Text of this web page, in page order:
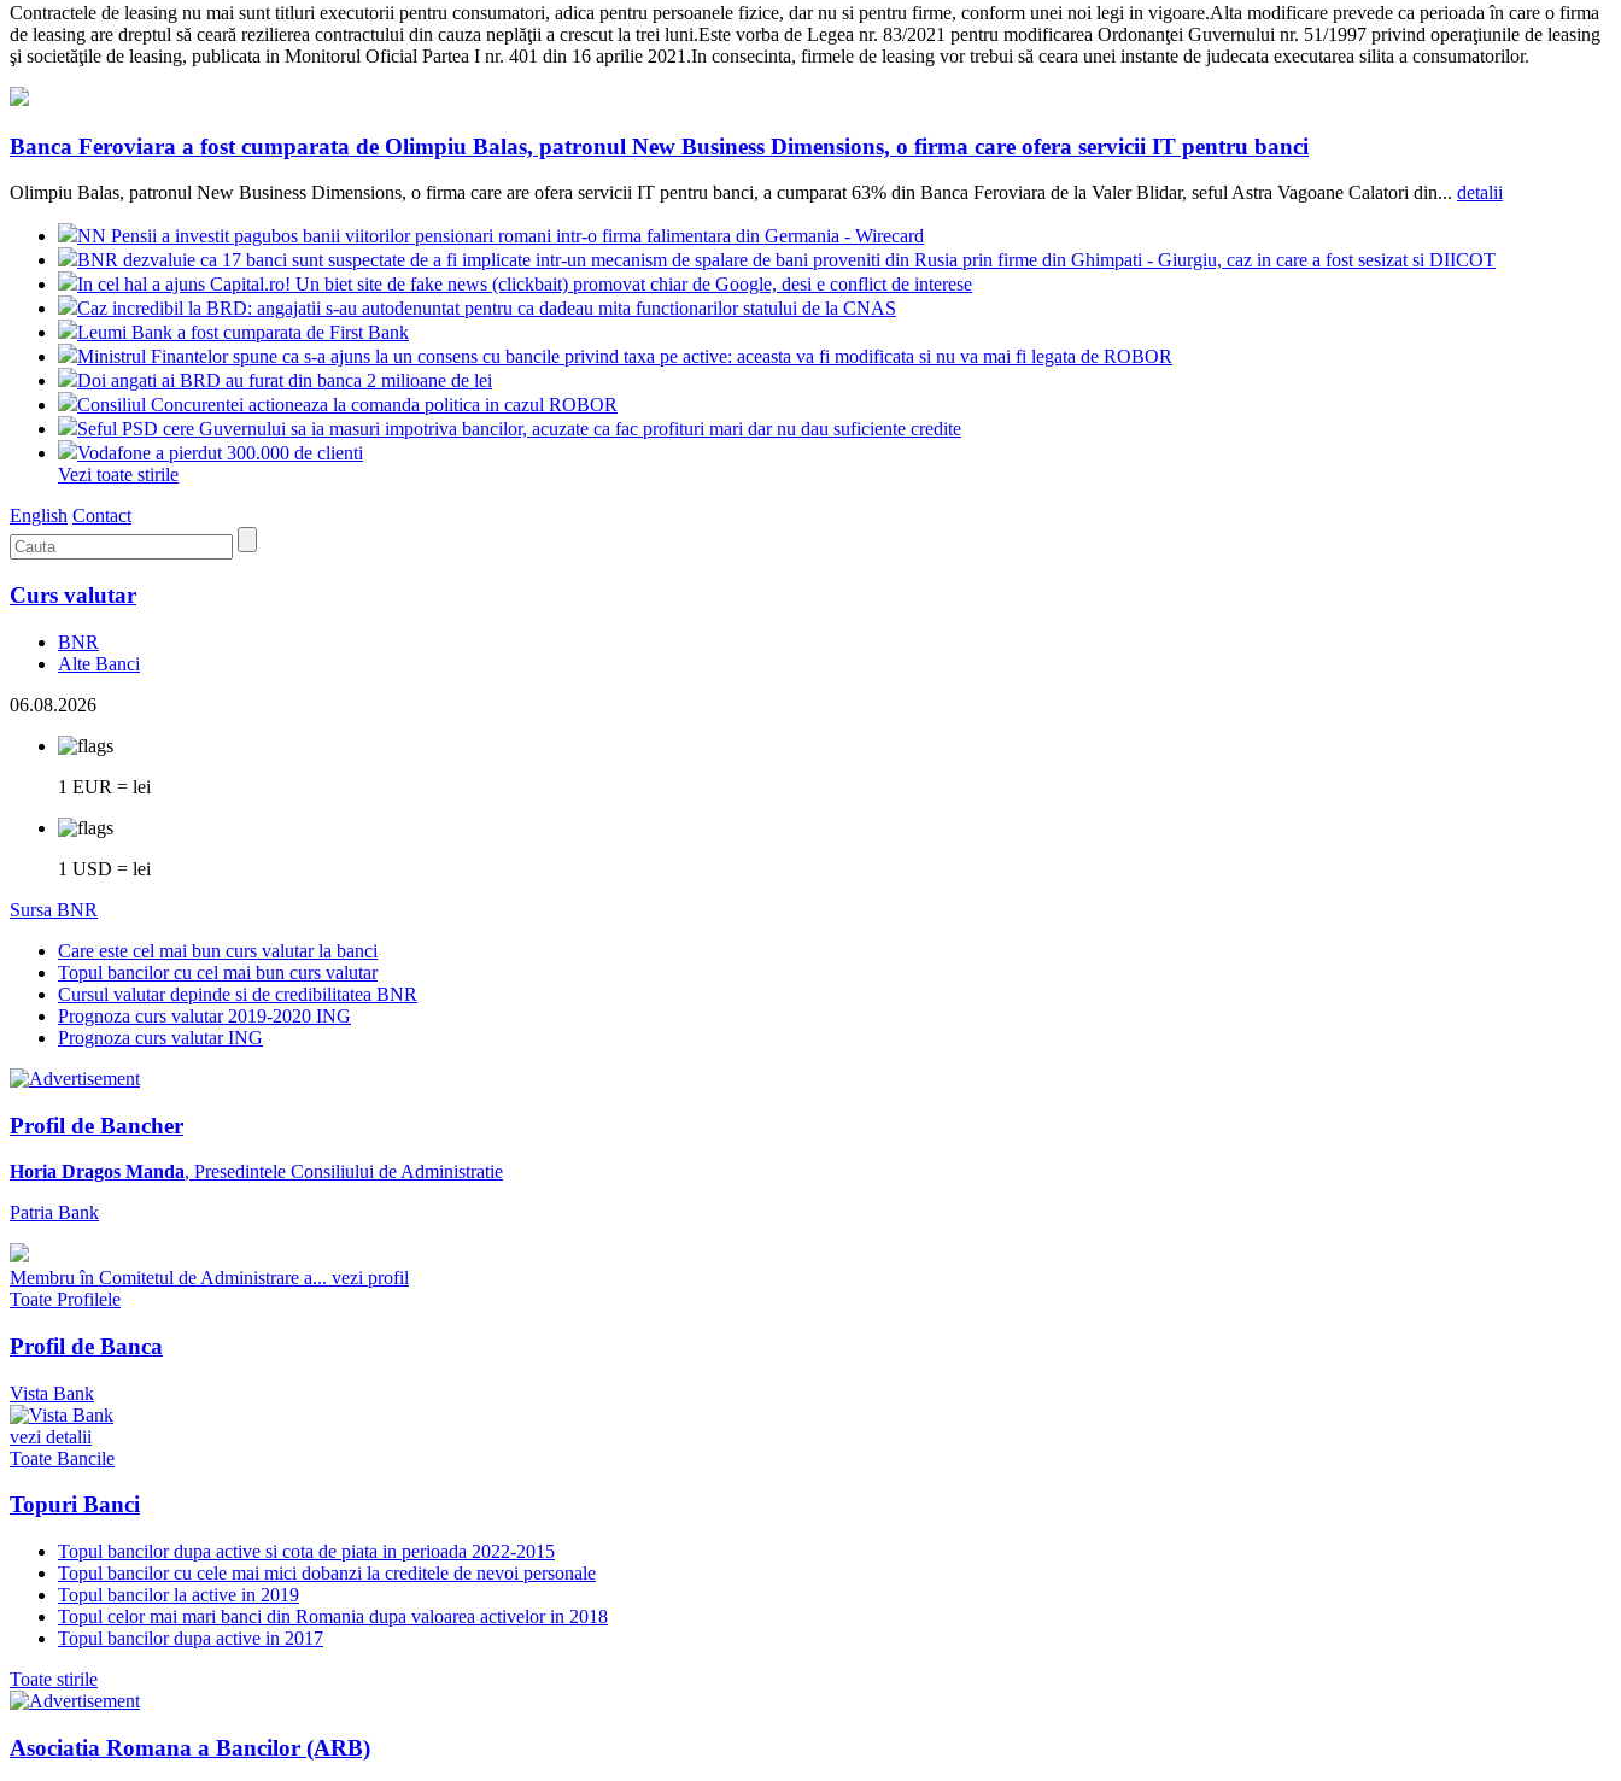
Contractele de leasing nu mai sunt titluri executorii pentru consumatori, adica pentru persoanele fizice, dar nu si pentru firme, conform unei noi legi in vigoare.Alta modificare prevede ca perioada în care o firma
de leasing are dreptul să ceară rezilierea contractului din cauza neplăţii a crescut la trei luni.Este vorba de Legea nr. 83/2021 pentru modificarea Ordonanţei Guvernului nr. 51/1997 privind operaţiunile de leasing
şi societăţile de leasing, publicata in Monitorul Oficial Partea I nr. 401 din 16 aprilie 2021.In consecinta, firmele de leasing vor trebui să ceara unei instante de judecata executarea silita a consumatorilor.
Banca Feroviara a fost cumparata de Olimpiu Balas, patronul New Business Dimensions, o firma care ofera servicii IT pentru banci
Olimpiu Balas, patronul New Business Dimensions, o firma care are ofera servicii IT pentru banci, a cumparat 63% din Banca Feroviara de la Valer Blidar, seful Astra Vagoane Calatori din... detalii
NN Pensii a investit pagubos banii viitorilor pensionari romani intr-o firma falimentara din Germania - Wirecard
BNR dezvaluie ca 17 banci sunt suspectate de a fi implicate intr-un mecanism de spalare de bani proveniti din Rusia prin firme din Ghimpati - Giurgiu, caz in care a fost sesizat si DIICOT
In cel hal a ajuns Capital.ro! Un biet site de fake news (clickbait) promovat chiar de Google, desi e conflict de interese
Caz incredibil la BRD: angajatii s-au autodenuntat pentru ca dadeau mita functionarilor statului de la CNAS
Leumi Bank a fost cumparata de First Bank
Ministrul Finantelor spune ca s-a ajuns la un consens cu bancile privind taxa pe active: aceasta va fi modificata si nu va mai fi legata de ROBOR
Doi angati ai BRD au furat din banca 2 milioane de lei
Consiliul Concurentei actioneaza la comanda politica in cazul ROBOR
Seful PSD cere Guvernului sa ia masuri impotriva bancilor, acuzate ca fac profituri mari dar nu dau suficiente credite
Vodafone a pierdut 300.000 de clienti
Vezi toate stirile
English Contact
Curs valutar
BNR
Alte Banci
06.08.2026
1 EUR = lei
1 USD = lei
Sursa BNR
Care este cel mai bun curs valutar la banci
Topul bancilor cu cel mai bun curs valutar
Cursul valutar depinde si de credibilitatea BNR
Prognoza curs valutar 2019-2020 ING
Prognoza curs valutar ING
Profil de Bancher
Horia Dragos Manda, Presedintele Consiliului de Administratie
Patria Bank
Membru în Comitetul de Administrare a... vezi profil
Toate Profilele
Profil de Banca
Vista Bank
vezi detalii
Toate Bancile
Topuri Banci
Topul bancilor dupa active si cota de piata in perioada 2022-2015
Topul bancilor cu cele mai mici dobanzi la creditele de nevoi personale
Topul bancilor la active in 2019
Topul celor mai mari banci din Romania dupa valoarea activelor in 2018
Topul bancilor dupa active in 2017
Toate stirile
Asociatia Romana a Bancilor (ARB)